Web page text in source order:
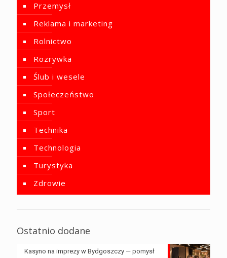
Przemysł
Reklama i marketing
Rolnictwo
Rozrywka
Ślub i wesele
Społeczeństwo
Sport
Technika
Technologia
Turystyka
Zdrowie
Ostatnio dodane
Kasyno na imprezy w Bydgoszczy — pomysł